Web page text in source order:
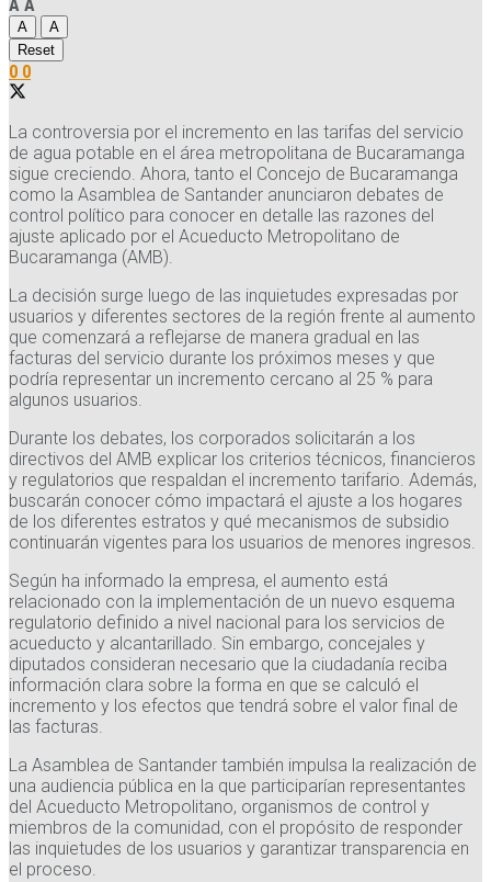
A A
A
A
Reset
0 0
La controversia por el incremento en las tarifas del servicio
de agua potable en el área metropolitana de Bucaramanga
sigue creciendo. Ahora, tanto el Concejo de Bucaramanga
como la Asamblea de Santander anunciaron debates de
control político para conocer en detalle las razones del
ajuste aplicado por el Acueducto Metropolitano de
Bucaramanga (AMB).
La decisión surge luego de las inquietudes expresadas por
usuarios y diferentes sectores de la región frente al aumento
que comenzará a reflejarse de manera gradual en las
facturas del servicio durante los próximos meses y que
podría representar un incremento cercano al 25 % para
algunos usuarios.
Durante los debates, los corporados solicitarán a los
directivos del AMB explicar los criterios técnicos, financieros
y regulatorios que respaldan el incremento tarifario. Además,
buscarán conocer cómo impactará el ajuste a los hogares
de los diferentes estratos y qué mecanismos de subsidio
continuarán vigentes para los usuarios de menores ingresos.
Según ha informado la empresa, el aumento está
relacionado con la implementación de un nuevo esquema
regulatorio definido a nivel nacional para los servicios de
acueducto y alcantarillado. Sin embargo, concejales y
diputados consideran necesario que la ciudadanía reciba
información clara sobre la forma en que se calculó el
incremento y los efectos que tendrá sobre el valor final de
las facturas.
La Asamblea de Santander también impulsa la realización de
una audiencia pública en la que participarían representantes
del Acueducto Metropolitano, organismos de control y
miembros de la comunidad, con el propósito de responder
las inquietudes de los usuarios y garantizar transparencia en
el proceso.